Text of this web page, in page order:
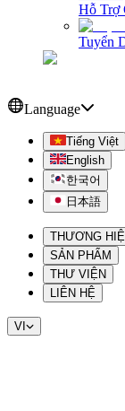
Hỗ Trợ
Tuyển
Language
Tiếng Việt
English
한국어
日本語
THƯƠNG
SẢN PHẨM
THƯ VIỆN
LIÊN HỆ
VI